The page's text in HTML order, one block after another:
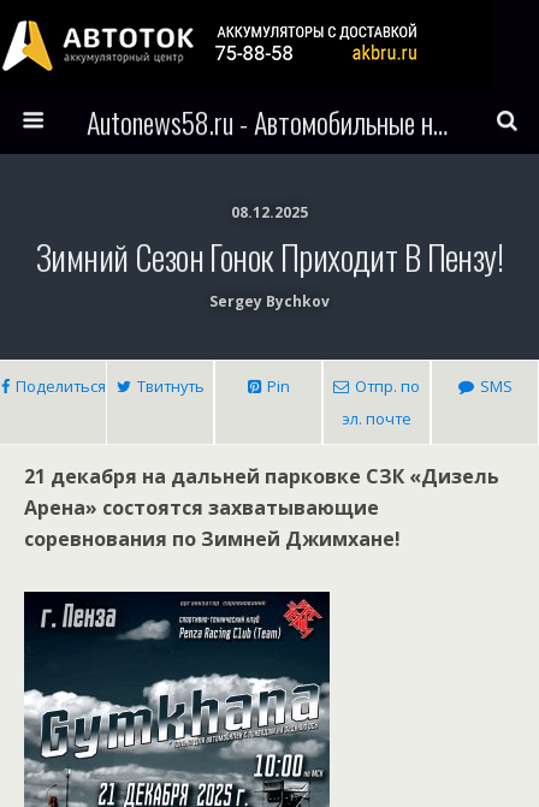
Autonews58.ru - Автомобильные новости Пензы и всего мира
08.12.2025
Зимний Сезон Гонок Приходит В Пензу!
Sergey Bychkov
Поделиться Твитнуть Pin
Отпр. по
эл. почте
SMS
21 декабря на дальней парковке СЗК «Дизель
Арена» состоятся захватывающие
соревнования по Зимней Джимхане!